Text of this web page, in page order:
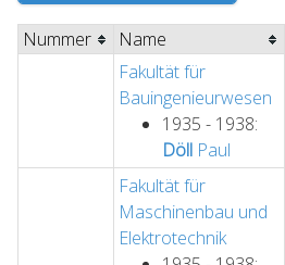
Nummer Name
Fakultät für
Bauingenieurwesen
1935 - 1938:
Döll Paul
Fakultät für
Maschinenbau und
Elektrotechnik